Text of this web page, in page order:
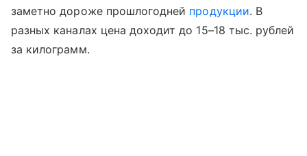
заметно дороже прошлогодней продукции. В
разных каналах цена доходит до 15–18 тыс. рублей
за килограмм.